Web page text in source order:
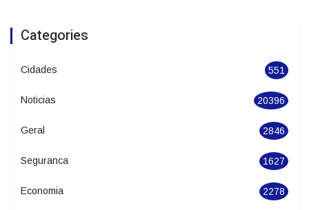
e temporais isolados em Santa Catarina
Categories
Cidades 551
Noticias 20396
Geral 2846